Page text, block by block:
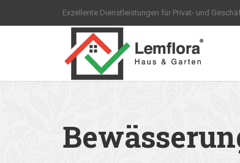
Exzellente Dienstleistungen für Privat- und